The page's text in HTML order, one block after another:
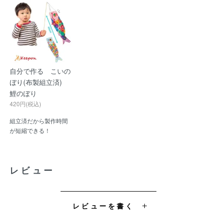
自分で作る こいの
ぼり(布製組立済)
鯉のぼり
420円(税込)
組立済だから製作時間
が短縮できる！
レビュー
レビューを書く